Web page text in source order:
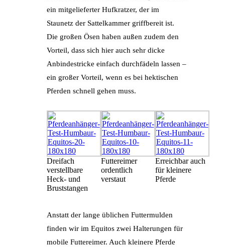
ein mitgelieferter Hufkratzer, der im
Staunetz der Sattelkammer griffbereit ist.
Die großen Ösen haben außen zudem den
Vorteil, dass sich hier auch sehr dicke
Anbindestricke einfach durchfädeln lassen –
ein großer Vorteil, wenn es bei hektischen
Pferden schnell gehen muss.
Dreifach
verstellbare
Heck- und
Bruststangen
Futtereimer
ordentlich
verstaut
Erreichbar auch
für kleinere
Pferde
Anstatt der lange üblichen Futtermulden
finden wir im Equitos zwei Halterungen für
mobile Futtereimer. Auch kleinere Pferde